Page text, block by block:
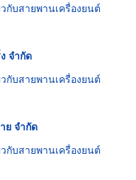
วกับสายพานเครื่องยนต์
จำกัด
วกับสายพานเครื่องยนต์
ย จำกัด
วกับสายพานเครื่องยนต์